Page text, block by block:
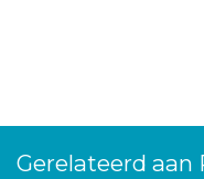
Gerelateerd aan